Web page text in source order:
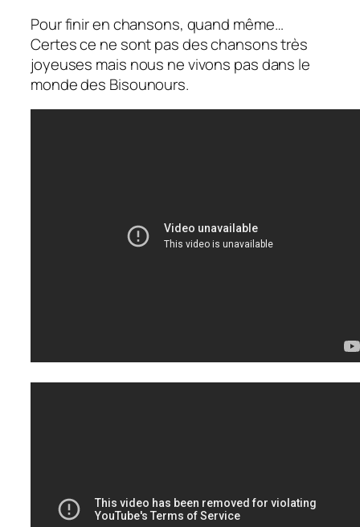
Pour finir en chansons, quand même…
Certes ce ne sont pas des chansons très
joyeuses mais nous ne vivons pas dans le
monde des Bisounours.